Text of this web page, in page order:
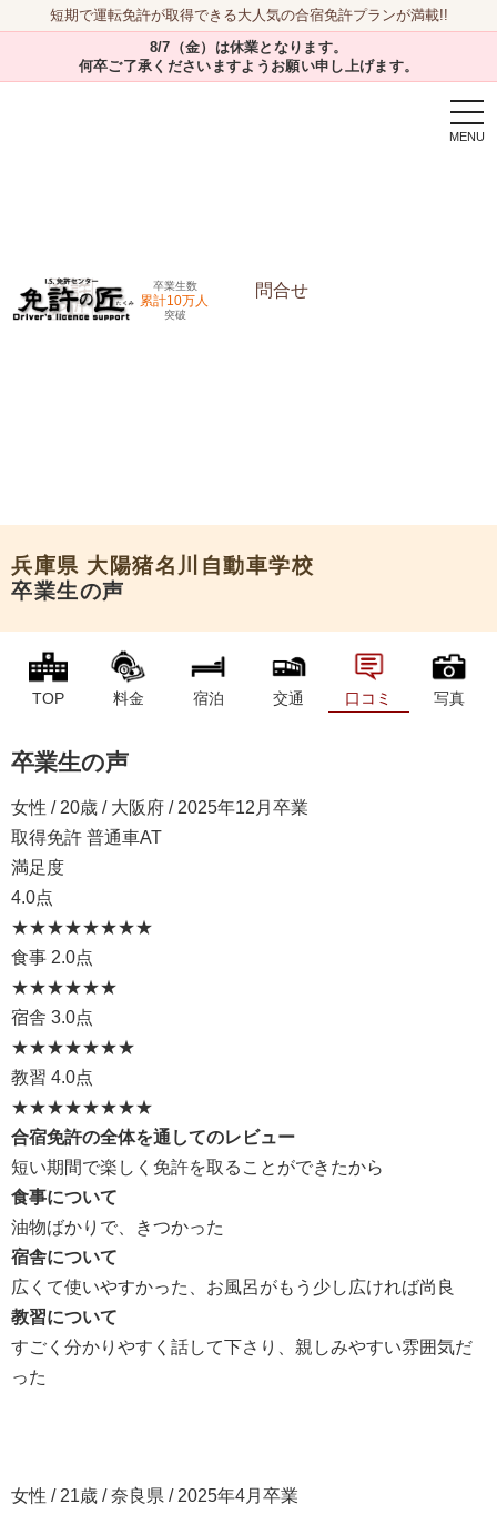
短期で運転免許が取得できる大人気の合宿免許プランが満載!!
8/7（金）は休業となります。
何卒ご了承くださいますようお願い申し上げます。
卒業生数
累計10万人
突破
問合せ
兵庫県 大陽猪名川自動車学校
卒業生の声
TOP 料金 宿泊 交通 口コミ 写真
卒業生の声
女性 / 20歳 / 大阪府 / 2025年12月卒業
取得免許 普通車AT
満足度
4.0点
★★★★★★★★
食事 2.0点
★★★★★★
宿舎 3.0点
★★★★★★★
教習 4.0点
★★★★★★★★
合宿免許の全体を通してのレビュー
短い期間で楽しく免許を取ることができたから
食事について
油物ばかりで、きつかった
宿舎について
広くて使いやすかった、お風呂がもう少し広ければ尚良
教習について
すごく分かりやすく話して下さり、親しみやすい雰囲気だ
った
女性 / 21歳 / 奈良県 / 2025年4月卒業